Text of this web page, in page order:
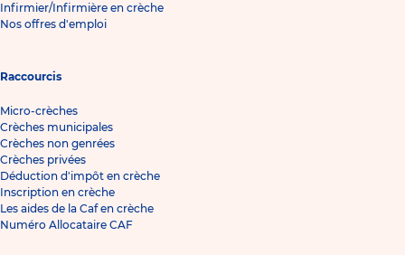
Infirmier/Infirmière en crèche
Nos offres d'emploi
Raccourcis
Micro-crèches
Crèches municipales
Crèches non genrées
Crèches privées
Déduction d'impôt en crèche
Inscription en crèche
Les aides de la Caf en crèche
Numéro Allocataire CAF